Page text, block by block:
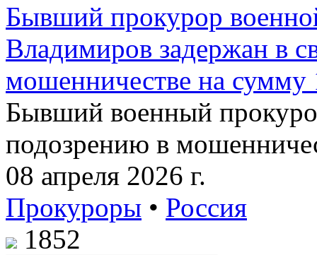
Бывший прокурор
Владимиров задержан в
мошенничестве на сумму
Бывший военный
подозрению в
08 апреля 2026 г.
Прокуроры • Россия
1852